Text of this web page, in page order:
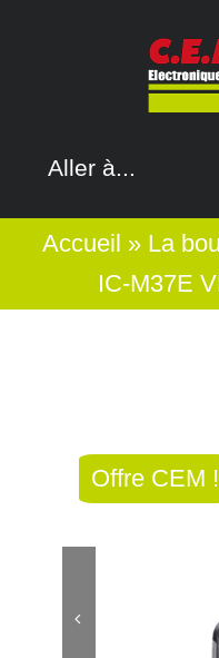
Aller à...
Accueil » La
IC-M37E
Offre CEM !